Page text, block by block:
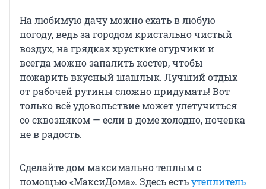
На любимую дачу можно ехать в любую
погоду, ведь за городом кристально чистый
воздух, на грядках хрусткие огурчики и
всегда можно запалить костер, чтобы
пожарить вкусный шашлык. Лучший отдых
от рабочей рутины сложно придумать! Вот
только всё удовольствие может улетучиться
со сквозняком — если в доме холодно, ночевка
не в радость.
Сделайте дом максимально теплым с
помощью «МаксиДома». Здесь естьутеплитель